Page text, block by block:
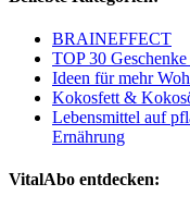
BRAINEFFECT
TOP 30
Ideen für mehr
Kokosfett &
Lebensmittel auf
Ernährung
VitalAbo entdecken: